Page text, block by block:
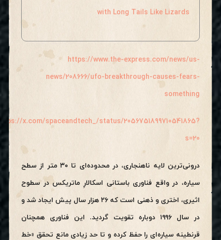
with Long Tails Like Lizards
https://www.the-express.com/news/us-
news/208666/ufo-breakthrough-causes-fears-
something
x.com/spaceandtech_/status/2056751899710541865?
s=20
درونی‌ترین لایه ناهنجاری، در محدوده‌ای تا ۳۰ متر از سطح
سیاره، در واقع فناوری باستانی اسکالارِ ماتریکس در سطوح
اثیری، اختری و ذهنی است که ۲۶ هزار سال پیش ایجاد شد و
در سال ۱۹۹۶ دوباره تقویت گردید. این فناوری همچنان
قرنطینه سیاره‌ای را حفظ کرده و تا حد زیادی مانع تحقق «خط